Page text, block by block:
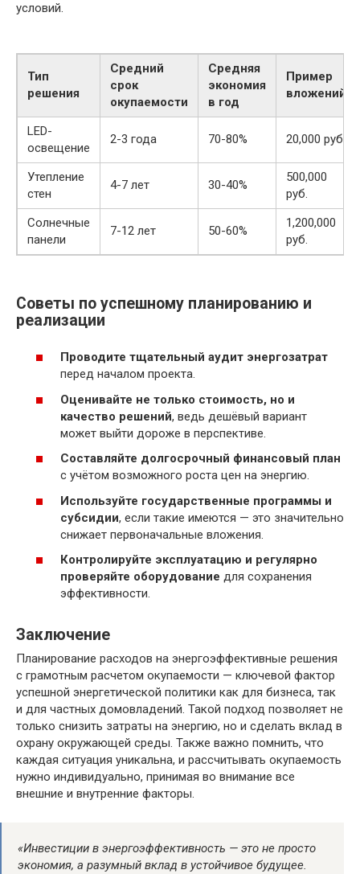
условий.
Тип
решения
Средний
срок
окупаемости
Средняя
экономия
в год
Пример
вложений
LED-
освещение
2-3 года 70-80% 20,000 руб.
Утепление
стен
4-7 лет 30-40%
500,000
руб.
Солнечные
панели
7-12 лет 50-60%
1,200,000
руб.
Советы по успешному планированию и
реализации
Проводите тщательный аудит энергозатрат
перед началом проекта.
Оценивайте не только стоимость, но и
качество решений, ведь дешёвый вариант
может выйти дороже в перспективе.
Составляйте долгосрочный финансовый план
с учётом возможного роста цен на энергию.
Используйте государственные программы и
субсидии, если такие имеются — это значительно
снижает первоначальные вложения.
Контролируйте эксплуатацию и регулярно
проверяйте оборудование для сохранения
эффективности.
Заключение
Планирование расходов на энергоэффективные решения
с грамотным расчетом окупаемости — ключевой фактор
успешной энергетической политики как для бизнеса, так
и для частных домовладений. Такой подход позволяет не
только снизить затраты на энергию, но и сделать вклад в
охрану окружающей среды. Также важно помнить, что
каждая ситуация уникальна, и рассчитывать окупаемость
нужно индивидуально, принимая во внимание все
внешние и внутренние факторы.
«Инвестиции в энергоэффективность — это не просто
экономия, а разумный вклад в устойчивое будущее.